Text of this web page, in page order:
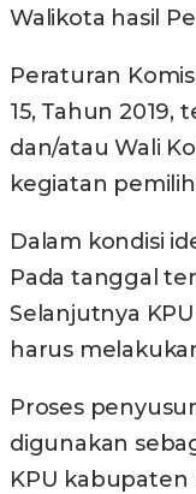
Walikota hasil
Peraturan
15, Tahun
dan/atau Wali
kegiatan
Dalam kondisi
Pada tanggal
Selanjutnya
harus
Proses
digunakan
KPU kabupaten